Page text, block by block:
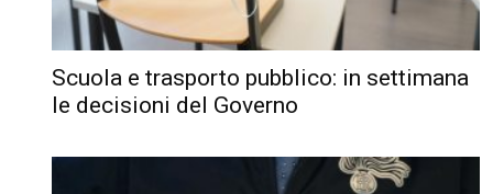
Scuola e trasporto pubblico: in settimana
le decisioni del Governo